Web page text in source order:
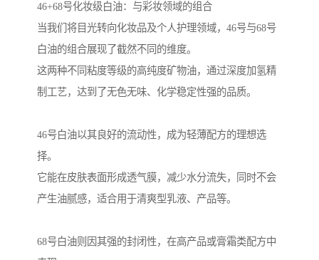
46+68号化妆级白油：与彩妆领域的组合
当我们将目光转向化妆品及个人护理领域，46号与68号
白油的组合展现了截然不同的维度。
这两种不同粘度等级的高纯度矿物油，通过深度加氢精
制工艺，达到了无色无味、化学稳定性强的品质。
46号白油以其良好的流动性，成为轻薄配方的理想选
择。
它能在皮肤表面形成透气膜，减少水分流失，同时不会
产生油腻感，适合用于清爽型乳液、产品等。
68号白油则因其强的封闭性，在高产品或膏霜类配方中